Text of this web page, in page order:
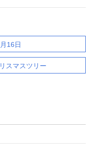
16日
スマスツリー